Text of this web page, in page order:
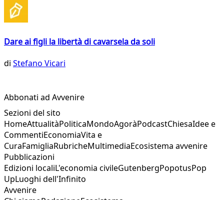
Dare ai figli la libertà di cavarsela da soli
di Stefano Vicari
Abbonati ad Avvenire
Sezioni del sito
HomeAttualitàPoliticaMondoAgoràPodcastChiesaIdee e
CommentiEconomiaVita e
CuraFamigliaRubricheMultimediaEcosistema avvenire
Pubblicazioni
Edizioni localiL'economia civileGutenbergPopotusPop
UpLuoghi dell'Infinito
Avvenire